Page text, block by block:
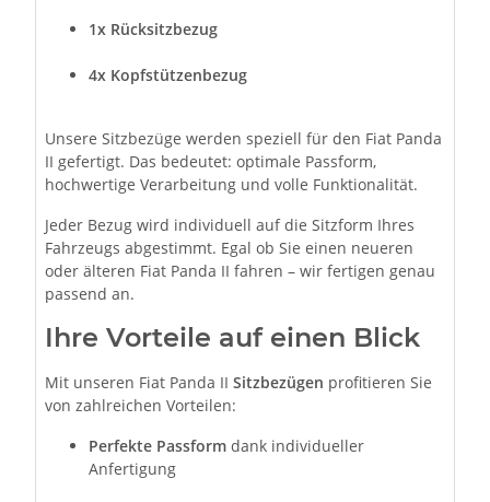
1x Rücksitzbezug
4x Kopfstützenbezug
Unsere Sitzbezüge werden speziell für den Fiat Panda
II gefertigt. Das bedeutet: optimale Passform,
hochwertige Verarbeitung und volle Funktionalität.
Jeder Bezug wird individuell auf die Sitzform Ihres
Fahrzeugs abgestimmt. Egal ob Sie einen neueren
oder älteren Fiat Panda II fahren – wir fertigen genau
passend an.
Ihre Vorteile auf einen Blick
Mit unseren Fiat Panda II Sitzbezügen profitieren Sie
von zahlreichen Vorteilen:
Perfekte Passform dank individueller
Anfertigung